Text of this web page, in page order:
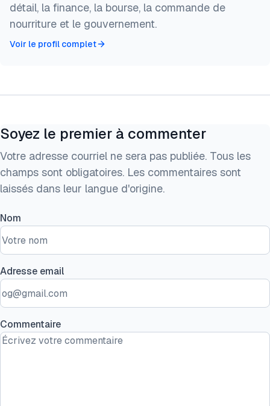
détail, la finance, la bourse, la commande de
nourriture et le gouvernement.
Voir le profil complet
Soyez le premier à commenter
Votre adresse courriel ne sera pas publiée. Tous les
champs sont obligatoires. Les commentaires sont
laissés dans leur langue d'origine.
Nom
Adresse email
Commentaire